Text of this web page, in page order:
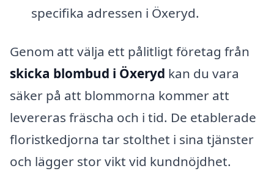
specifika adressen i Öxeryd.
Genom att välja ett pålitligt företag från
skicka blombud i Öxeryd kan du vara
säker på att blommorna kommer att
levereras fräscha och i tid. De etablerade
floristkedjorna tar stolthet i sina tjänster
och lägger stor vikt vid kundnöjdhet.